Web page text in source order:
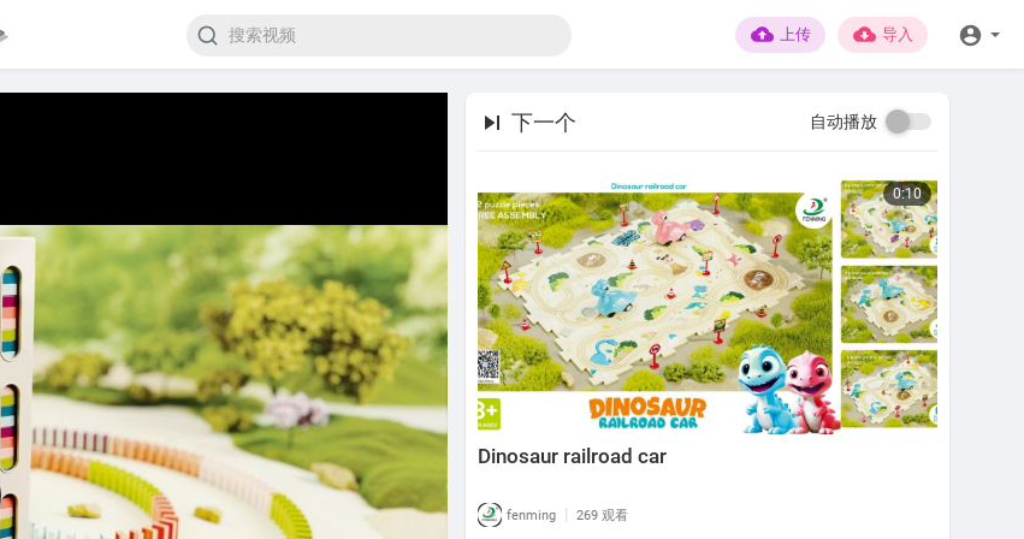
上传 导入
下一个 自动播放
0:10
Dinosaur railroad car
fenming | 269 观看